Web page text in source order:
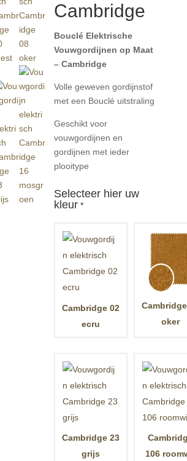
Cambridge
Bouclé Elektrische
Vouwgordijnen op Maat
– Cambridge
Volle geweven gordijnstof
met een Bouclé uitstraling
Geschikt voor
vouwgordijnen en
gordijnen met ieder
plooitype
Selecteer hier uw
kleur *
Cambridge 02
ecru
oker
Cambridge 23
grijs
106